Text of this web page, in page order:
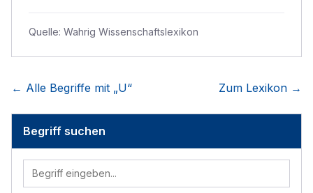
Quelle: Wahrig Wissenschaftslexikon
← Alle Begriffe mit „U“ Zum Lexikon →
Begriff suchen